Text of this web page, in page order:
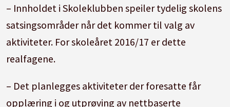
– Innholdet i Skoleklubben speiler tydelig skolens
satsingsområder når det kommer til valg av
aktiviteter. For skoleåret 2016/17 er dette
realfagene.
– Det planlegges aktiviteter der foresatte får
opplæring i og utprøving av nettbaserte